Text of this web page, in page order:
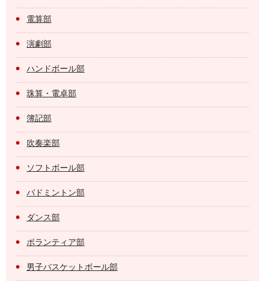
電算部
演劇部
ハンドボール部
珠算・電卓部
簿記部
吹奏楽部
ソフトボール部
バドミントン部
ダンス部
ボランティア部
男子バスケットボール部